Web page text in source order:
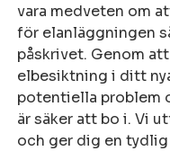
vara medveten om
för elanläggningen
påskrivet. Genom
elbesiktning i ditt
potentiella problem
är säker att bo i. Vi
och ger dig en